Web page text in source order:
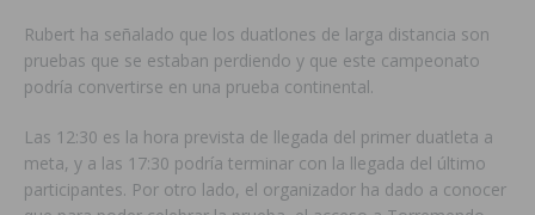
Rubert ha señalado que los duatlones de larga distancia son
pruebas que se estaban perdiendo y que este campeonato
podría convertirse en una prueba continental.
Las 12:30 es la hora prevista de llegada del primer duatleta a
meta, y a las 17:30 podría terminar con la llegada del último
participantes. Por otro lado, el organizador ha dado a conocer